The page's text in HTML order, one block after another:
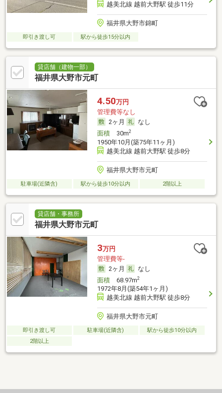
越美北線 越前大野駅 徒歩11分
福井県大野市錦町
即引き渡し可 駅から徒歩15分以内
貸店舗（建物一部）
福井県大野市元町
4.50万円
管理費等なし
2ヶ月
なし
面積30m2
1950年10月(築75年11ヶ月)
越美北線 越前大野駅 徒歩8分
福井県大野市元町
駐車場(近隣含) 駅から徒歩10分以内 2階以上
貸店舗・事務所
福井県大野市元町
3万円
管理費等-
2ヶ月
なし
面積68.97m2
1972年8月(築54年1ヶ月)
越美北線 越前大野駅 徒歩8分
福井県大野市元町
即引き渡し可 駐車場(近隣含)
駅から徒歩10分以内
2階以上